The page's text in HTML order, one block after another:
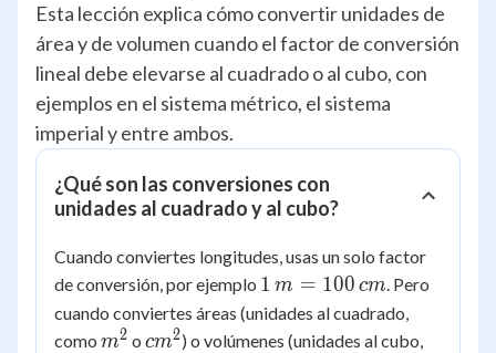
Esta lección explica cómo convertir unidades de
área y de volumen cuando el factor de conversión
lineal debe elevarse al cuadrado o al cubo, con
ejemplos en el sistema métrico, el sistema
imperial y entre ambos.
¿Qué son las conversiones con
unidades al cuadrado y al cubo?
Cuando conviertes longitudes, usas un solo factor
de conversión, por ejemplo 1\,m =
100\,cm
1 m = 100 cm. Pero
cuando conviertes áreas (unidades al cuadrado,
como m^2
m2 o cm^2
cm2) o volúmenes (unidades al cubo,